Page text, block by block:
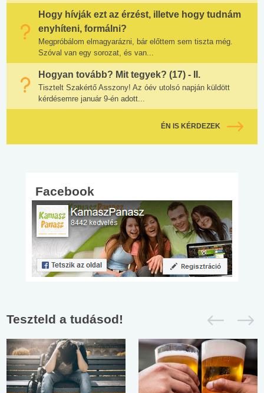
Hogy hívják ezt az érzést, illetve hogy tudnám
enyhíteni, formálni?
Megpróbálom elmagyarázni, bár előttem sem tiszta még.
Szóval van egy sorozat, és van...
Hogyan tovább? Mit tegyek? (17) - II.
Tisztelt Szakértő Asszony! Az óév utolsó napján küldött
kérdésemre január 9-én adott...
ÉN IS KÉRDEZEK
Facebook
Teszteld a tudásod!